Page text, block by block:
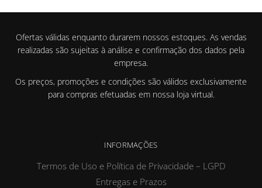
Ofertas válidas enquanto durarem nossos estoques. As vendas
realizadas são sujeitas à análise e confirmação dos dados pela
empresa.
Os preços, promoções e condições são válidos exclusivamente
para compras efetuadas em nossa loja virtual.
INFORMAÇÕES
Termos de Uso e Política de Privacidade – LGPD
Entregas e Prazos